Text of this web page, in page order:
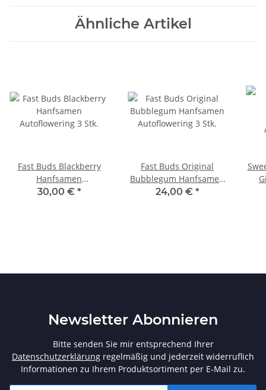
Ähnliche Artikel
Fast Buds Blackberry
Hanfsamen
Autoflowering 3 Stk.
30,00 € *
Fast Buds Original
Bubblegum Hanfsamen
Autoflowering 3 Stk.
24,00 € *
Newsletter Abonnieren
Bitte senden Sie mir entsprechend Ihrer
Datenschutzerklärung regelmäßig und jederzeit widerruflich
Informationen zu Ihrem Produktsortiment per E-Mail zu.